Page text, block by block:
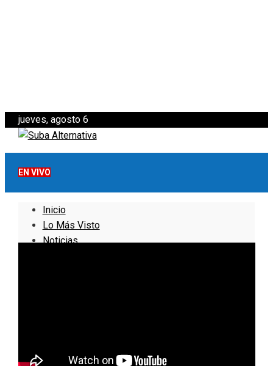
jueves, agosto 6
EN VIVO
Inicio
Lo Más Visto
Noticias
Deportes Locales